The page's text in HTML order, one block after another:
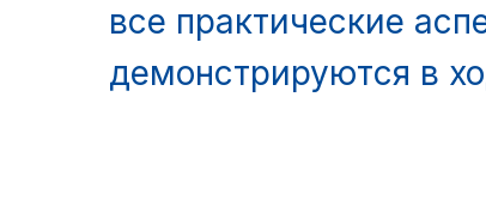
все практические
демонстрируются в